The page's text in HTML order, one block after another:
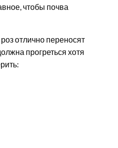
чтобы почва
отлично переносят
прогреться хотя